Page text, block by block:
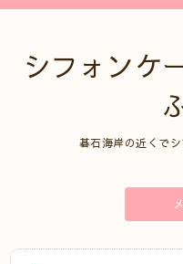
シフォンケ
碁石海岸の近くで